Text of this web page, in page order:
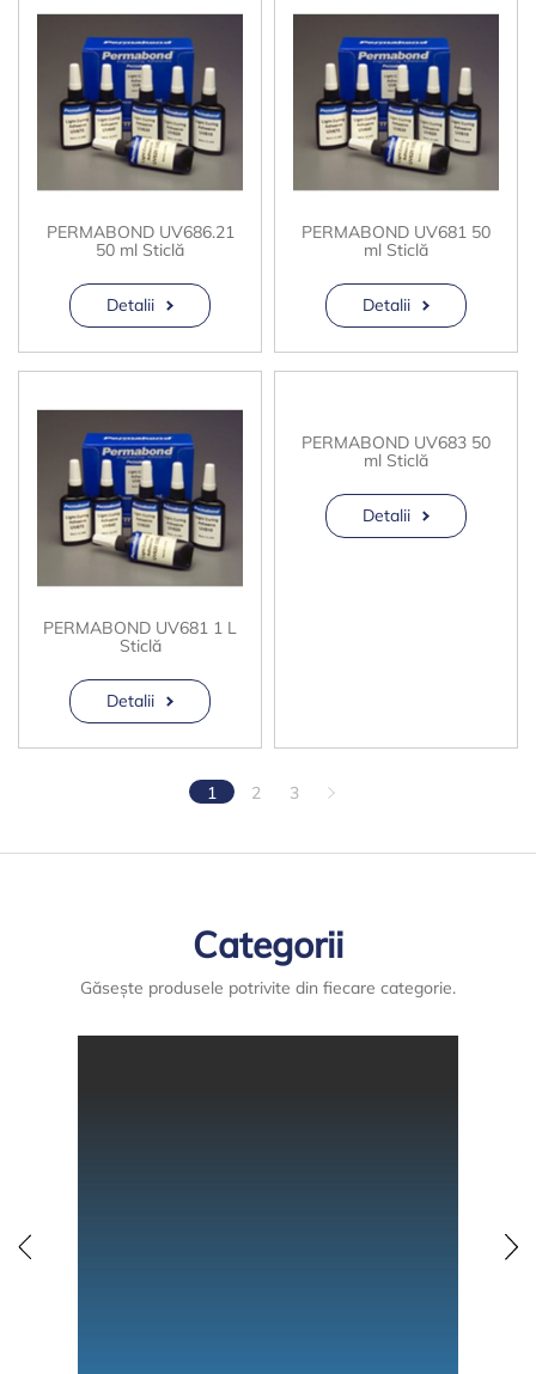
PERMABOND UV686.21
50 ml Sticlă
Detalii
PERMABOND UV681 50
ml Sticlă
Detalii
PERMABOND UV681 1 L
Sticlă
Detalii
PERMABOND UV683 50
ml Sticlă
Detalii
1 2 3
Categorii
Găsește produsele potrivite din fiecare categorie.